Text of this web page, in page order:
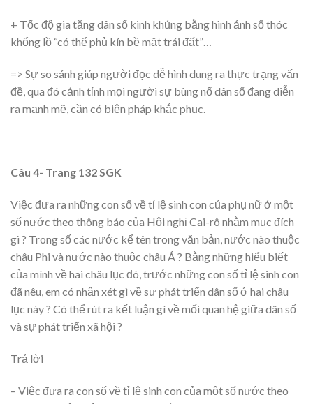
+ Tốc độ gia tăng dân số kinh khủng bằng hình ảnh số thóc
khổng lồ “có thể phủ kín bề mặt trái đất”…
=> Sự so sánh giúp người đọc dễ hình dung ra thực trạng vấn
đề, qua đó cảnh tỉnh mọi người sự bùng nổ dân số đang diễn
ra mạnh mẽ, cần có biện pháp khắc phục.
Câu 4- Trang 132 SGK
Việc đưa ra những con số về tỉ lệ sinh con của phụ nữ ở một
số nước theo thông báo của Hội nghị Cai-rô nhằm mục đích
gì ? Trong số các nước kể tên trong văn bản, nước nào thuộc
châu Phi và nước nào thuộc châu Á ? Bằng những hiểu biết
của mình về hai châu lục đó, trước những con số tỉ lệ sinh con
đã nêu, em có nhận xét gì về sự phát triển dân số ở hai châu
lục này ? Có thể rút ra kết luận gì về mối quan hệ giữa dân số
và sự phát triển xã hội ?
Trả lời
– Việc đưa ra con số về tỉ lệ sinh con của một số nước theo